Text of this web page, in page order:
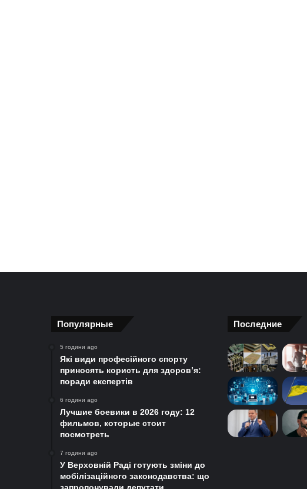
Популярные
5 години ago
Які види професійного спорту
приносять користь для здоров’я:
поради експертів
6 години ago
Лучшие боевики в 2026 году: 12
фильмов, которые стоит
посмотреть
7 години ago
У Верховній Раді готують зміни до
мобілізаційного законодавства: що
Последние